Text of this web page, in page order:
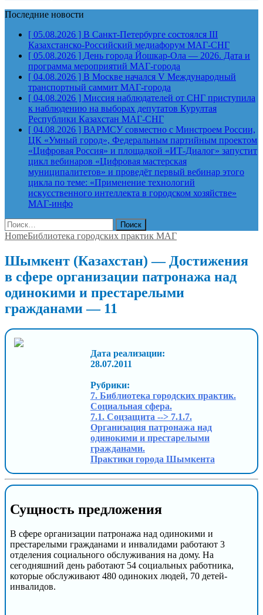
Последние новости
[ 05.08.2026 ] В Санкт-Петербурге состоялся III
Казахстанско-Российский медиафорум МАГ-СНГ
[ 05.08.2026 ] День города Йошкар-Ола — 2026. Дата и
программа мероприятий МАГ-города
[ 04.08.2026 ] В Москве начался V Международный
транспортный саммит МАГ-города
[ 04.08.2026 ] Миссия наблюдателей от СНГ приступила
к наблюдению на выборах депутатов Курултая
Республики Казахстан МАГ-СНГ
[ 04.08.2026 ] ВАРМСУ совместно с Минстроем России,
ЦК «Умный город», Федеральным партийным проектом
«Цифровая Россия» и площадкой «ИТ-Диалог» запустит
цикл вебинаров «Цифровая мастерская
муниципалитетов» и проведёт первый вебинар этого
цикла по теме: «Применение технологий
искусственного интеллекта в городском хозяйстве»
МАГ-инфо
Найти:
HomeБиблиотека городских практик МАГ
Шымкент (Казахстан) — Достижения
в сфере организации патронажа над
одинокими и престарелыми
гражданами — 11
Дата реализации:
28.07.2011
Рубрики:
7. Библиотека городских практик.
Социальная сфера.
7.1. Соцзащита --> 7.1.7.
Организация патронажа над
одинокими и престарелыми
гражданами.
Практики города Шымкента
Сущность предложения
В сфере организации патронажа над одинокими и
престарелыми гражданами и инвалидами работают 3
отделения социального обслуживания на дому. На
сегодняшний день работают 54 социальных работника,
которые обслуживают 480 одиноких людей, 70 детей-
инвалидов.